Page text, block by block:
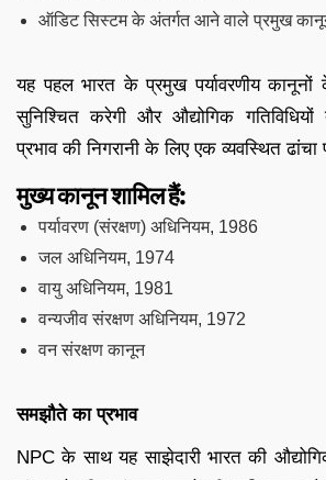
ऑडिट सिस्टम के अंतर्गत आने वाले प्रमुख
यह पहल भारत के प्रमुख पर्यावरणीय
सुनिश्चित करेगी और औद्योगिक गतिविधियों
प्रभाव की निगरानी के लिए एक व्यवस्थित ढांचा
मुख्य कानून शामिल हैं:
पर्यावरण (संरक्षण) अधिनियम, 1986
जल अधिनियम, 1974
वायु अधिनियम, 1981
वन्यजीव संरक्षण अधिनियम, 1972
वन संरक्षण कानून
समझौते का प्रभाव
NPC के साथ यह साझेदारी भारत की